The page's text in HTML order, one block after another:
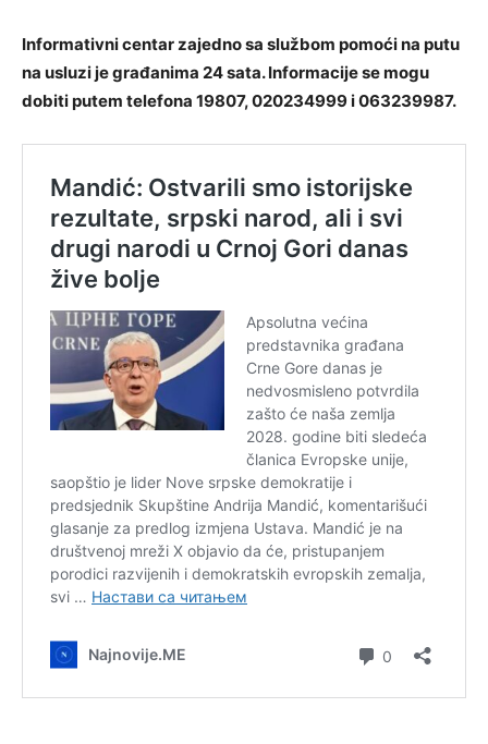
Informativni centar zajedno sa službom pomoći na putu
na usluzi je građanima 24 sata. Informacije se mogu
dobiti putem telefona 19807, 020234999 i 063239987.